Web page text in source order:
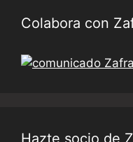
Colabora con
Hazte socio de